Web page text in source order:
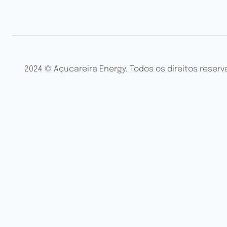
2024 © Açucareira Energy. Todos os direitos